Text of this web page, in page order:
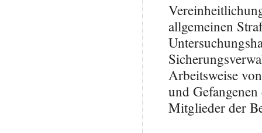
allgemeinen
Arbeitsweise
und
Mitglieder der